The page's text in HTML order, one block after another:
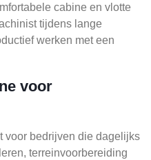
cabine en vlotte
tijdens lange
werken met een
voor
voor bedrijven die dagelijks
terreinvoorbereiding